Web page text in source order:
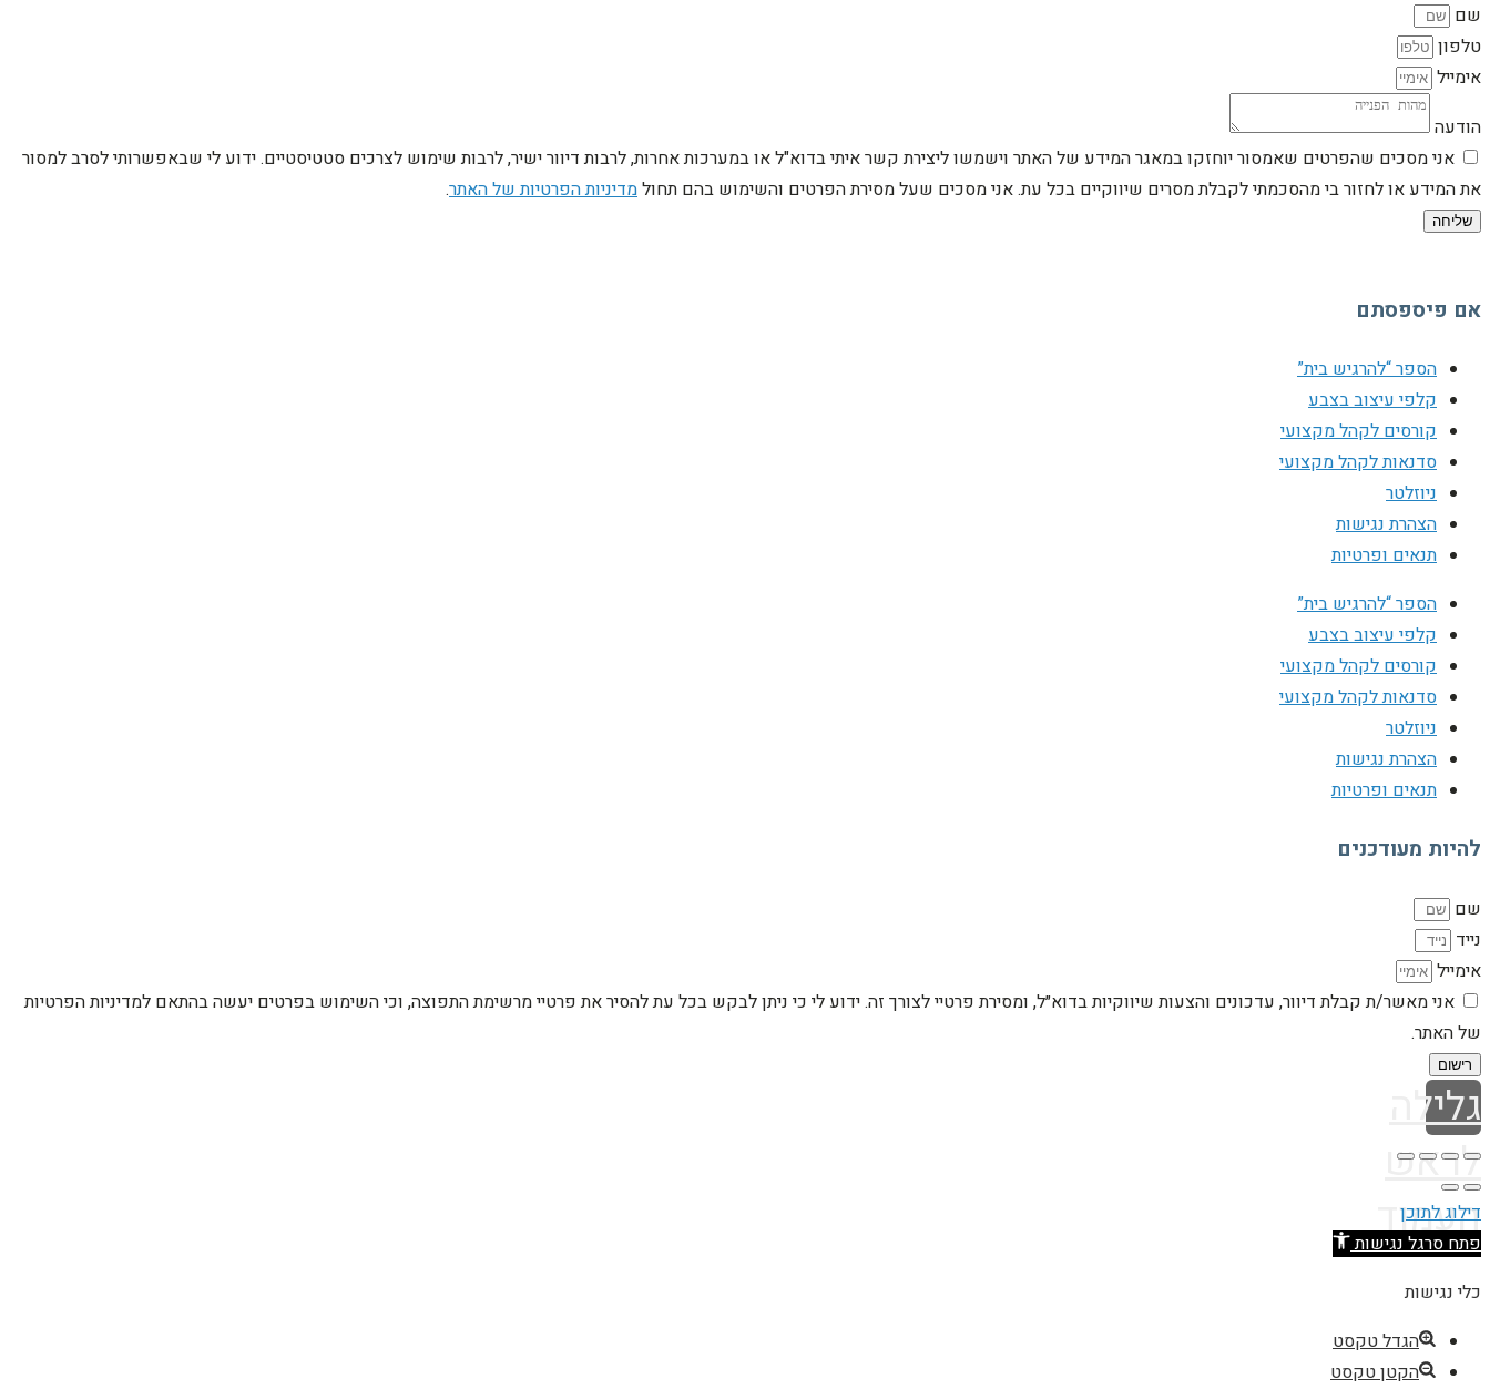
שם
טלפון
אימייל
הודעה
אני מסכים שהפרטים שאמסור יוחזקו במאגר המידע של האתר וישמשו ליצירת קשר איתי בדוא"ל או במערכות אחרות, לרבות דיוור ישיר, לרבות שימוש לצרכים סטטיסטיים. ידוע לי שבאפשרותי לסרב למסור
את המידע או לחזור בי מהסכמתי לקבלת מסרים שיווקיים בכל עת. אני מסכים שעל מסירת הפרטים והשימוש בהם תחולמדיניות הפרטיות של האתר.
שליחה
אם פיספסתם
הספר “להרגיש בית”
קלפי עיצוב בצבע
קורסים לקהל מקצועי
סדנאות לקהל מקצועי
ניוזלטר
הצהרת נגישות
תנאים ופרטיות
הספר “להרגיש בית”
קלפי עיצוב בצבע
קורסים לקהל מקצועי
סדנאות לקהל מקצועי
ניוזלטר
הצהרת נגישות
תנאים ופרטיות
להיות מעודכנים
שם
נייד
אימייל
אני מאשר/ת קבלת דיוור, עדכונים והצעות שיווקיות בדוא״ל, ומסירת פרטיי לצורך זה. ידוע לי כי ניתן לבקש בכל עת להסיר את פרטיי מרשימת התפוצה, וכי השימוש בפרטים יעשה בהתאם למדיניות הפרטיות
של האתר.
רישום
גלילה
לראש
העמוד
דילוג לתוכן
פתח סרגל נגישות
כלי נגישות
הגדל טקסט
הקטן טקסט